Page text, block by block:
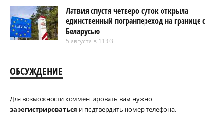
Латвия спустя четверо суток открыла
единственный погранпереход на границе с
Беларусью
5 августа в 11:03
ОБСУЖДЕНИЕ
Для возможности комментировать вам нужно
зарегистрироваться и подтвердить номер телефона.